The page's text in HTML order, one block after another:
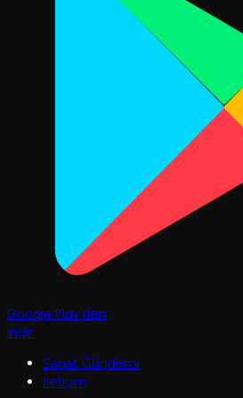
Google Play'den
İndir
Sanat Gündemi
İletişim